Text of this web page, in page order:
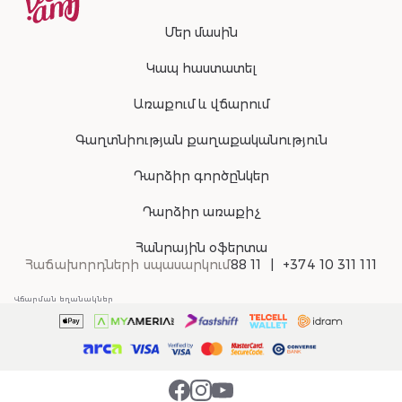
Մեր մասին
Կապ հաստատել
Առաքում և վճարում
Գաղտնիության քաղաքականություն
Դարձիր գործընկեր
Դարձիր առաքիչ
Հանրային օֆերտա
Հաճախորդների սպասարկում88 11 +374 10 311 111
Վճարման եղանակներ